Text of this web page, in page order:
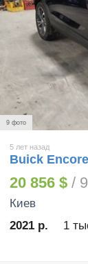
9 фото
5 лет назад
Buick
20 856 $ /
Киев
2021 р.
1